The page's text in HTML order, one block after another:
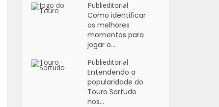
Publieditorial
Como identificar
os melhores
momentos para
jogar o...
Publieditorial
Entendendo a
popularidade do
Touro Sortudo
nos...